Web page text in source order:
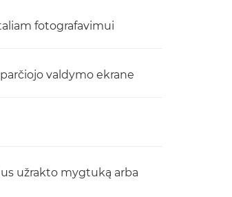
fotografavimui
valdymo ekrane
užrakto mygtuką arba